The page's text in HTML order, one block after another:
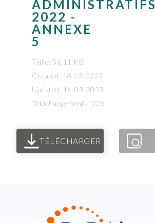
ADMINISTRATIFS
2022 -
ANNEXE
5
Taille: 56.11 KB
Created: 16-03-2023
Updated: 16-03-2023
Téléchargements: 225
TÉLÉCHARGER